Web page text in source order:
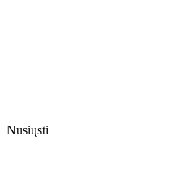
Nusiųsti